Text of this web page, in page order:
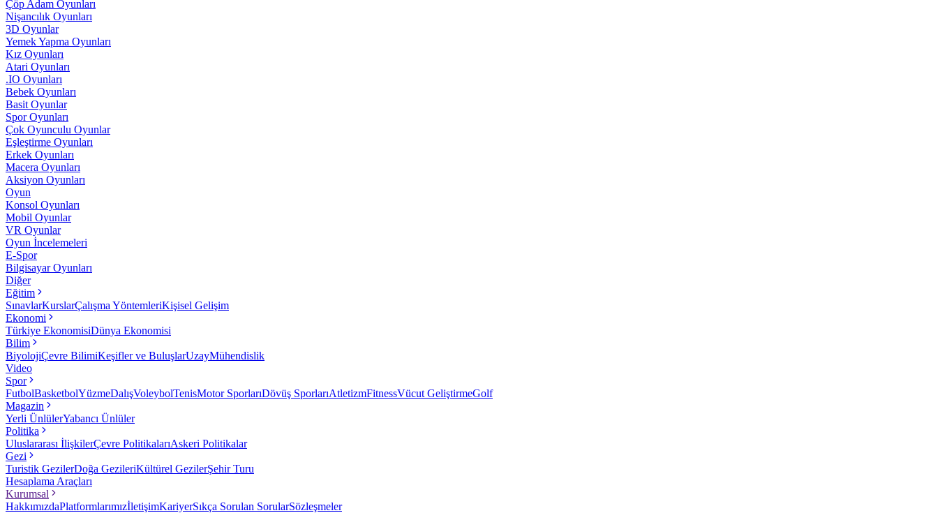
Çöp Adam Oyunları
Nişancılık Oyunları
3D Oyunlar
Yemek Yapma Oyunları
Kız Oyunları
Atari Oyunları
.IO Oyunları
Bebek Oyunları
Basit Oyunlar
Spor Oyunları
Çok Oyunculu Oyunlar
Eşleştirme Oyunları
Erkek Oyunları
Macera Oyunları
Aksiyon Oyunları
Oyun
Konsol Oyunları
Mobil Oyunlar
VR Oyunlar
Oyun İncelemeleri
E-Spor
Bilgisayar Oyunları
Diğer
Eğitim
SınavlarKurslarÇalışma YöntemleriKişisel Gelişim
Ekonomi
Türkiye EkonomisiDünya Ekonomisi
Bilim
BiyolojiÇevre BilimiKeşifler ve BuluşlarUzayMühendislik
Video
Spor
FutbolBasketbolYüzmeDalışVoleybolTenisMotor SporlarıDövüş SporlarıAtletizmFitnessVücut GeliştirmeGolf
Magazin
Yerli ÜnlülerYabancı Ünlüler
Politika
Uluslararası İlişkilerÇevre PolitikalarıAskeri Politikalar
Gezi
Turistik GezilerDoğa GezileriKültürel GezilerŞehir Turu
Hesaplama Araçları
Kurumsal
HakkımızdaPlatformlarımızİletişimKariyerSıkça Sorulan SorularSözleşmeler